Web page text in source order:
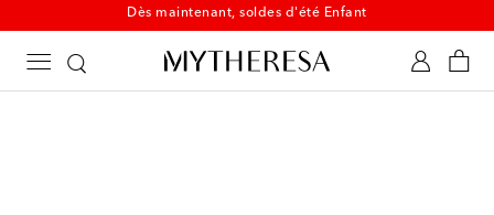
Dès maintenant, soldes d'été Enfant